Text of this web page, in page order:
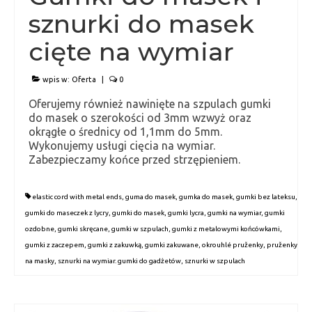
Zawieszki (pętelki)
Gumki ozdobne
Gumki do zapachów i gadżetów
Gumki i sznurki nawinięte na szpulach
oraz cięte na wymiar
Gumki do masek i sznurki do masek cięte
na wymiar
Taśmy i tasiemki
Gumki zakuwane
Zaczep
Gummischnüre mit Splinten
sznurki do masek
cięte na wymiar
wpis w: Oferta 0
Oferujemy również nawinięte na szpulach gumki
do masek o szerokości od 3mm wzwyż oraz
okrągłe o średnicy od 1,1mm do 5mm.
Wykonujemy usługi cięcia na wymiar.
Zabezpieczamy końce przed strzępieniem.
elastic cord with metal ends guma do masek gumka do masek gumki bez lateksu
gumki do maseczek z lycry gumki do masek gumki lycra gumki na wymiar, gumki
ozdobne gumki skręcane gumki w szpulach gumki z metalowymi końcówkami
gumki z zaczepem gumki z zakuwką gumki zakuwane okrouhlé pruženky pruženky
na masky sznurki na wymiar. gumki do gadżetów sznurki w szpulach